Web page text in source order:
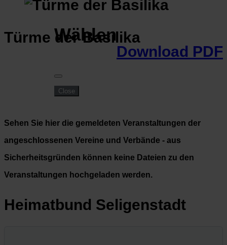
Türme der Basilika
Wählen
Close
Download PDF
Sehen Sie hier die gemeldeten Veranstaltungen der
angeschlossenen Vereine und Verbände - aus
Sicherheitsgründen können keine Dateien zu den
Veranstaltungen hochgeladen werden.
Heimatbund Seligenstadt